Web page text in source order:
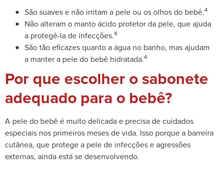
São suaves e não irritam a pele ou os olhos do bebê.4
Não alteram o manto ácido protetor da pele, que ajuda
a protegê-la de infecções.4
São tão eficazes quanto a água no banho, mas ajudam
a manter a pele do bebê hidratada.4
Por que escolher o sabonete
adequado para o bebê?
A pele do bebê é muito delicada e precisa de cuidados
especiais nos primeiros meses de vida. Isso porque a barreira
cutânea, que protege a pele de infecções e agressões
externas, ainda está se desenvolvendo.